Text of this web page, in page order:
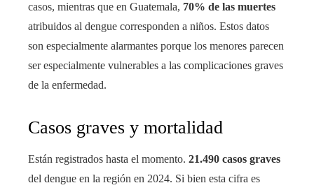
casos, mientras que en Guatemala, 70% de las muertes
atribuidos al dengue corresponden a niños. Estos datos
son especialmente alarmantes porque los menores parecen
ser especialmente vulnerables a las complicaciones graves
de la enfermedad.
Casos graves y mortalidad
Están registrados hasta el momento. 21.490 casos graves
del dengue en la región en 2024. Si bien esta cifra es